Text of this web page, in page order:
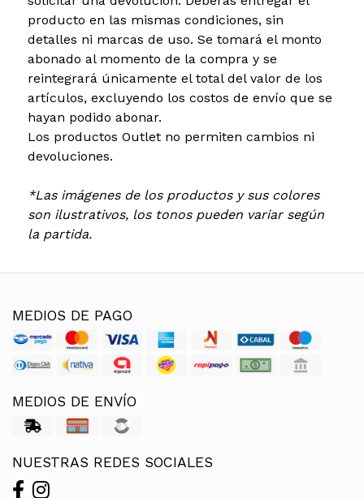
producto en las mismas condiciones, sin
detalles ni marcas de uso. Se tomará el monto
abonado al momento de la compra y se
reintegrará únicamente el total del valor de los
artículos, excluyendo los costos de envío que se
hayan podido abonar.
Los productos Outlet no permiten cambios ni
devoluciones.
*Las imágenes de los productos y sus colores
son ilustrativos, los tonos pueden variar según
la partida.
MEDIOS DE PAGO
MEDIOS DE ENVÍO
NUESTRAS REDES SOCIALES